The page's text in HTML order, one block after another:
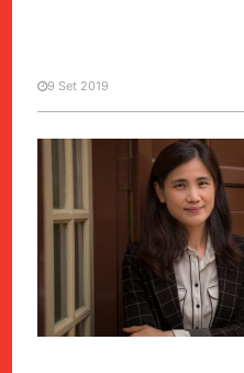
Água | Susana
aumento de
9 Set 2019